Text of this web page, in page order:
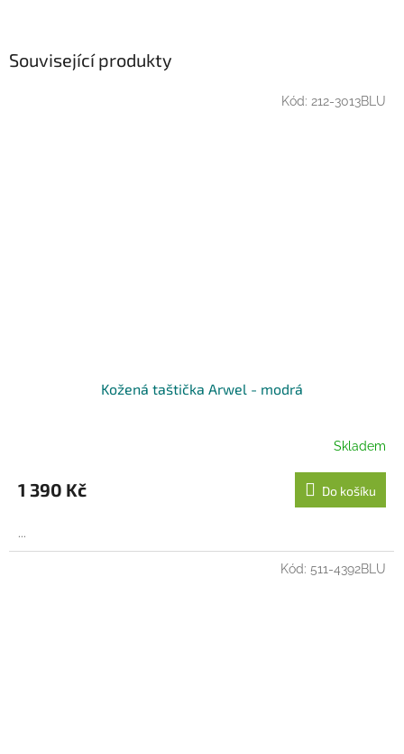
Související produkty
Kožená taštička Arwel - modrá
Skladem
1 390 Kč Do košíku
...
Kód: 212-3013BLU
Kód: 511-4392BLU